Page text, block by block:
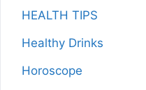
HEALTH TIPS
Healthy Drinks
Horoscope